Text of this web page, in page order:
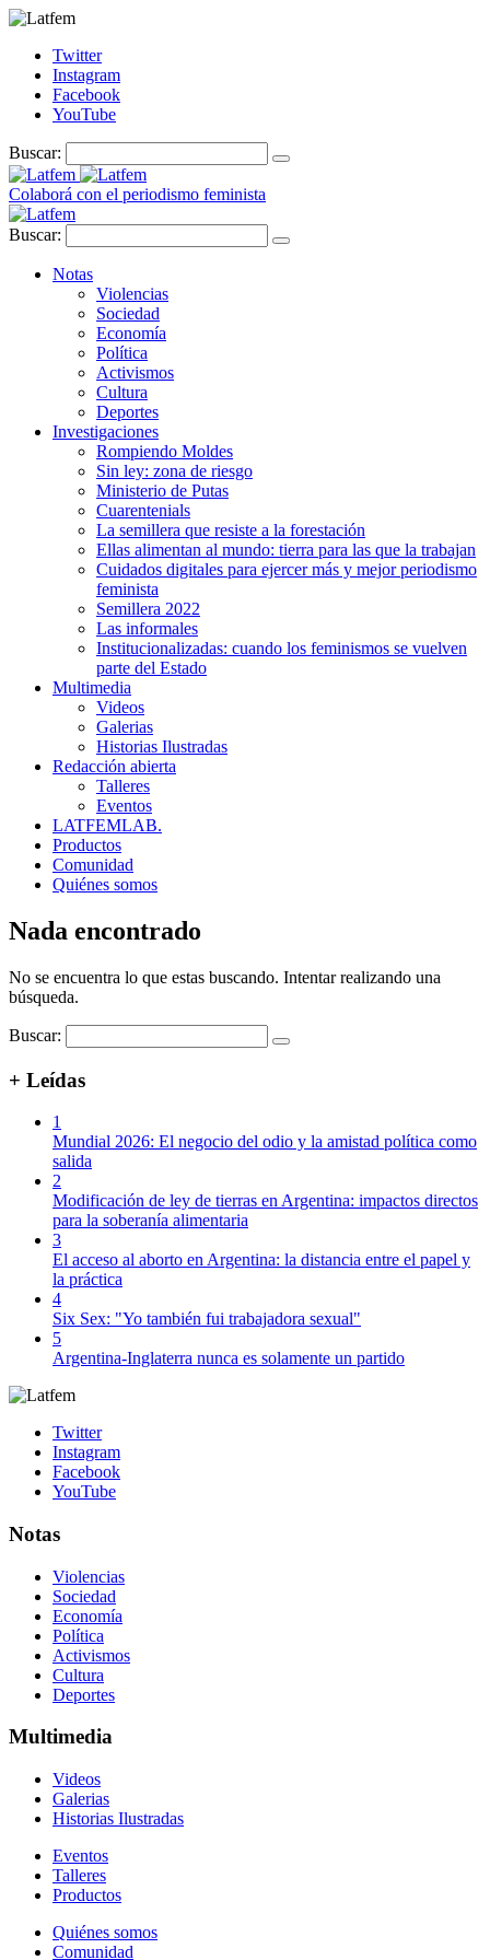
Twitter
Instagram
Facebook
YouTube
Buscar:
Colaborá con el periodismo feminista
Buscar:
Notas
Violencias
Sociedad
Economía
Política
Activismos
Cultura
Deportes
Investigaciones
Rompiendo Moldes
Sin ley: zona de riesgo
Ministerio de Putas
Cuarentenials
La semillera que resiste a la forestación
Ellas alimentan al mundo: tierra para las que la trabajan
Cuidados digitales para ejercer más y mejor periodismo
feminista
Semillera 2022
Las informales
Institucionalizadas: cuando los feminismos se vuelven
parte del Estado
Multimedia
Videos
Galerias
Historias Ilustradas
Redacción abierta
Talleres
Eventos
LATFEMLAB.
Productos
Comunidad
Quiénes somos
Nada encontrado
No se encuentra lo que estas buscando. Intentar realizando una
búsqueda.
Buscar:
+ Leídas
1
Mundial 2026: El negocio del odio y la amistad política como
salida
2
Modificación de ley de tierras en Argentina: impactos directos
para la soberanía alimentaria
3
El acceso al aborto en Argentina: la distancia entre el papel y
la práctica
4
Six Sex: "Yo también fui trabajadora sexual"
5
Argentina-Inglaterra nunca es solamente un partido
Twitter
Instagram
Facebook
YouTube
Notas
Violencias
Sociedad
Economía
Política
Activismos
Cultura
Deportes
Multimedia
Videos
Galerias
Historias Ilustradas
Eventos
Talleres
Productos
Quiénes somos
Comunidad